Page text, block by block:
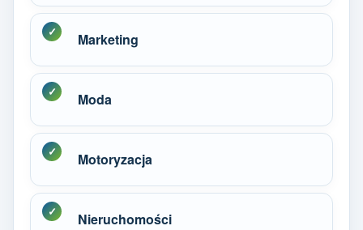
Marketing
Moda
Motoryzacja
Nieruchomości